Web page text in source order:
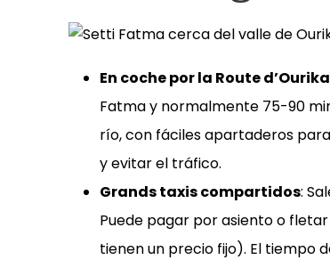
En coche por la Route
Fatma y normalmente 75-90
río, con fáciles apartaderos
y evitar el tráfico.
Grands taxis compartidos:
Puede pagar por asiento o
tienen un precio fijo). El tiempo